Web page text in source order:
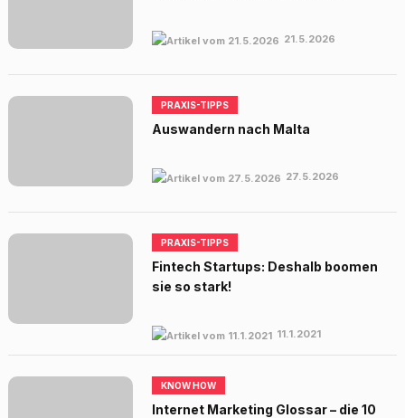
21.5.2026
PRAXIS-TIPPS
Auswandern nach Malta
27.5.2026
PRAXIS-TIPPS
Fintech Startups: Deshalb boomen
sie so stark!
11.1.2021
KNOW HOW
Internet Marketing Glossar – die 10